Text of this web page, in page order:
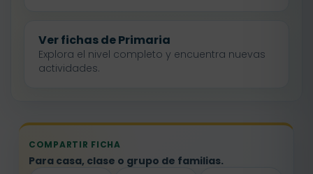
Ver fichas de Primaria
Explora el nivel completo y encuentra nuevas
actividades.
COMPARTIR FICHA
Para casa, clase o grupo de familias.